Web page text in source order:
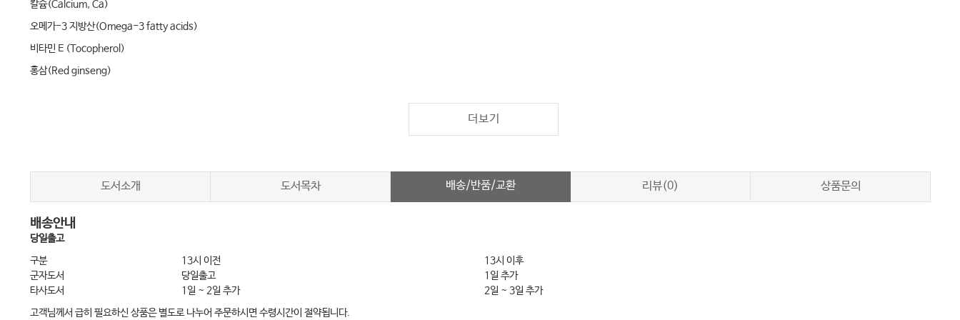
칼슘(Calcium, Ca)
오메가-3 지방산(Omega-3 fatty acids)
비타민 E (Tocopherol)
홍삼(Red ginseng)
소화 효소제(Digestive enzyme)
철분(Iron, Fe)
칼슘(Calcium, Ca)
비타민 C (Ascorbic acid)
간담도 질환에 주의해야 하는 영양제
더보기
도서소개 도서목차 배송/반품/교환 리뷰(0) 상품문의
배송안내
당일출고
구분
13시 이전
13시 이후
군자도서
당일출고
1일 추가
타사도서
1일 ~ 2일 추가
2일 ~ 3일 추가
고객님께서 급히 필요하신 상품은 별도로 나누어 주문하시면 수령시간이 절약됩니다.